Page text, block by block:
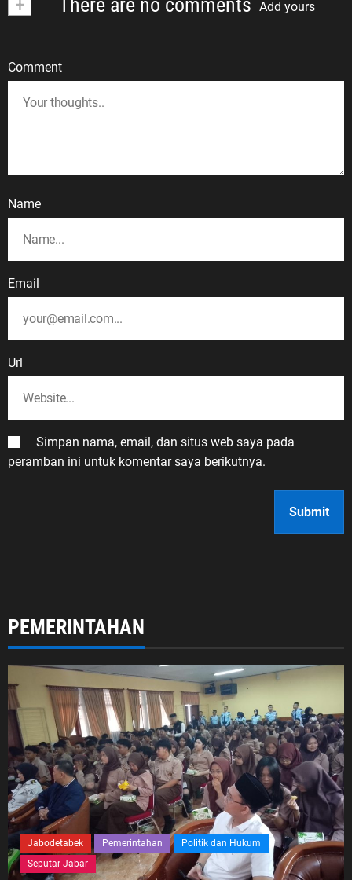
+ There are no comments Add yours
Comment
Name
Email
Url
Simpan nama, email, dan situs web saya pada
peramban ini untuk komentar saya berikutnya.
PEMERINTAHAN
Jabodetabek Pemerintahan
Politik dan Hukum
Seputar Jabar